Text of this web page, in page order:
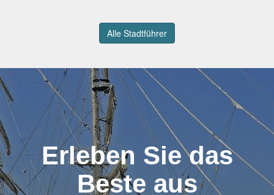
Alle Stadtführer
Erleben Sie das
Beste aus